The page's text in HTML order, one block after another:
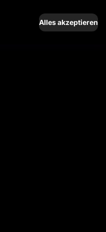
Alles akzeptieren